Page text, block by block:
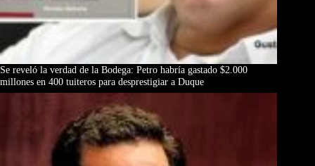
Se reveló la verdad de la Bodega: Petro habría gastado $2.000
millones en 400 tuiteros para desprestigiar a Duque